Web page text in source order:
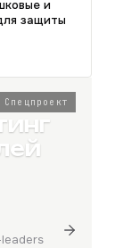
и
защиты
Спецпроект